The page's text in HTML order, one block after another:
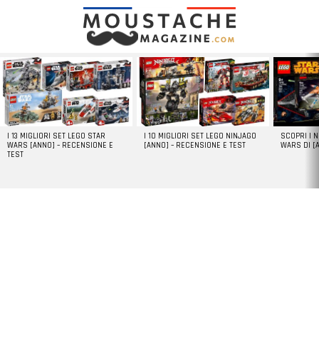
LATEST
STORIES
I 13 MIGLIORI SET LEGO STAR
WARS [ANNO] – RECENSIONE E
TEST
I 10 MIGLIORI SET LEGO NINJAGO
[ANNO] – RECENSIONE E TEST
SCOPRI I
WARS DI